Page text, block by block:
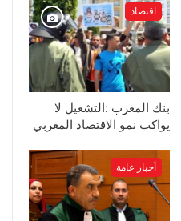
اقتصاد
بنك المغرب :التشغيل لا
يواكب نمو الاقتصاد المغربي
أخبار عامة